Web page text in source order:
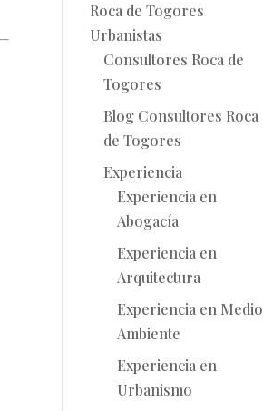
Roca de Togores
Urbanistas
Consultores Roca de
Togores
Blog Consultores Roca
de Togores
Experiencia
Experiencia en
Abogacía
Experiencia en
Arquitectura
Experiencia en Medio
Ambiente
Experiencia en
Urbanismo